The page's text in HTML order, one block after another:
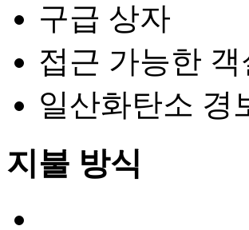
구급 상자
접근 가능한 객
일산화탄소 경
지불 방식